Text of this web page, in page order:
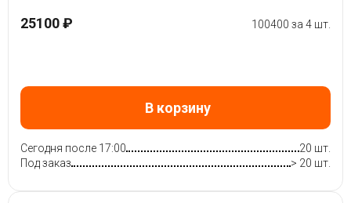
25100 ₽ 100400 за 4 шт.
В корзину
Сегодня после 17:00
20 шт.
Под заказ
> 20 шт.